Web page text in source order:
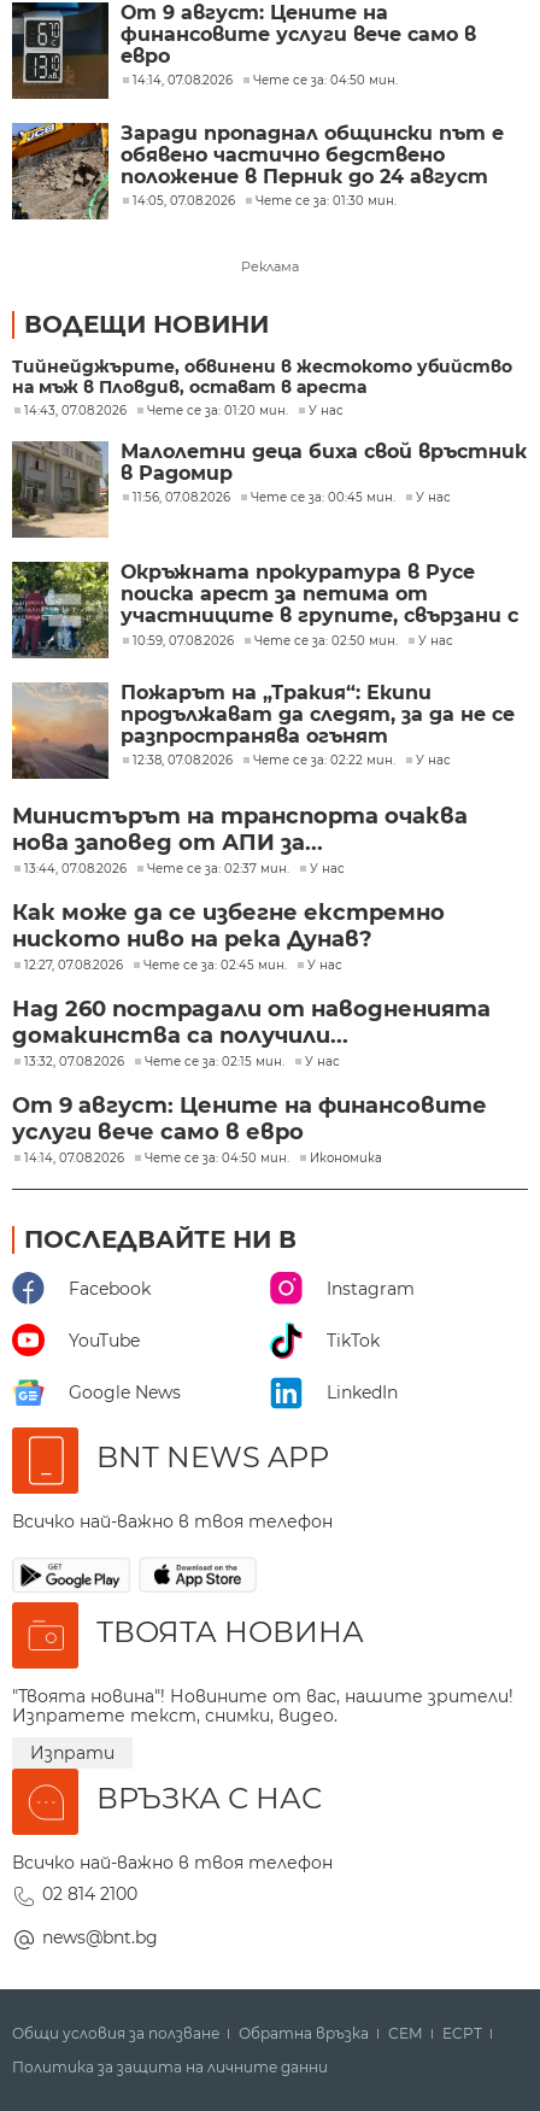
От 9 август: Цените на
финансовите услуги вече само в
евро
14:14, 07.08.2026 Чете се за: 04:50 мин.
Заради пропаднал общински път е
обявено частично бедствено
положение в Перник до 24 август
14:05, 07.08.2026 Чете се за: 01:30 мин.
Реклама
ВОДЕЩИ НОВИНИ
Тийнейджърите, обвинени в жестокото убийство
на мъж в Пловдив, остават в ареста
14:43, 07.08.2026 Чете се за: 01:20 мин. У нас
Малолетни деца биха свой връстник
в Радомир
11:56, 07.08.2026 Чете се за: 00:45 мин. У нас
Окръжната прокуратура в Русе
поиска арест за петима от
участниците в групите, свързани с
разбитата лаборатория за
10:59, 07.08.2026 Чете се за: 02:50 мин. У нас
Пожарът на „Тракия“: Екипи
продължават да следят, за да не се
разпространява огънят
12:38, 07.08.2026 Чете се за: 02:22 мин. У нас
Министърът на транспорта очаква
нова заповед от АПИ за...
13:44, 07.08.2026 Чете се за: 02:37 мин. У нас
Как може да се избегне екстремно
ниското ниво на река Дунав?
12:27, 07.08.2026 Чете се за: 02:45 мин. У нас
Над 260 пострадали от наводненията
домакинства са получили...
13:32, 07.08.2026 Чете се за: 02:15 мин. У нас
От 9 август: Цените на финансовите
услуги вече само в евро
14:14, 07.08.2026 Чете се за: 04:50 мин. Икономика
ПОСЛЕДВАЙТЕ НИ В
Facebook Instagram
YouTube TikTok
Google News LinkedIn
BNT NEWS APP
Всичко най-важно в твоя телефон
ТВОЯТА НОВИНА
"Твоята новина"! Новините от вас, нашите зрители!
Изпратете текст, снимки, видео.
Изпрати
ВРЪЗКА С НАС
Всичко най-важно в твоя телефон
02 814 2100
news@bnt.bg
Общи условия за ползване Обратна връзка СЕМ
ECPT
Политика за защита на личните данни